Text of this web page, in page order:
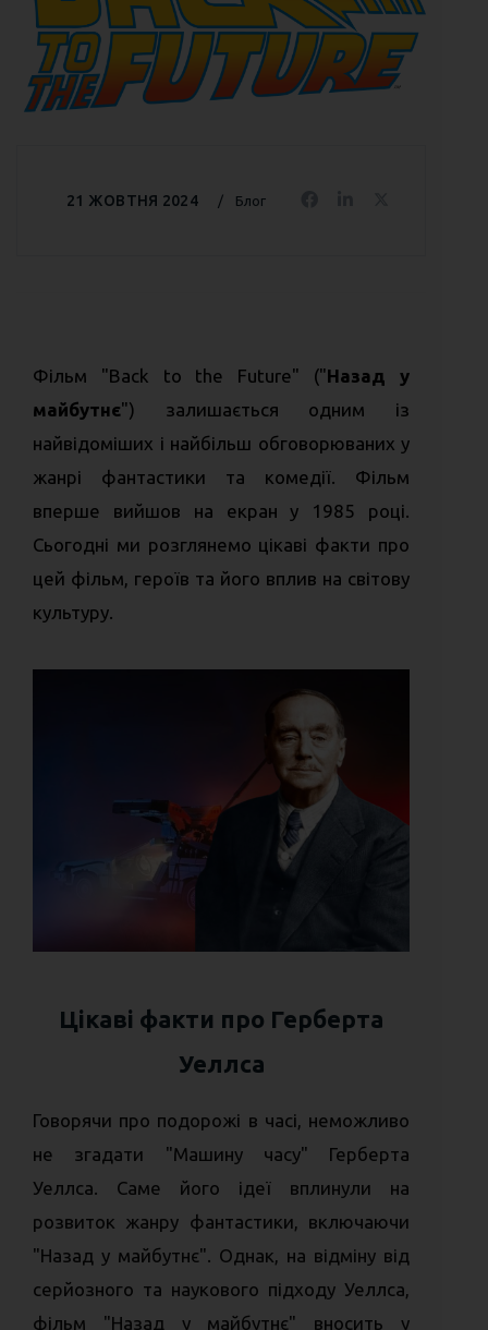
Блог
21 ЖОВТНЯ 2024
Фільм "Back to the Future" ("Назад у
майбутнє") залишається одним із
найвідоміших і найбільш обговорюваних у
жанрі фантастики та комедії. Фільм
вперше вийшов на екран у 1985 році.
Сьогодні ми розглянемо цікаві факти про
цей фільм, героїв та його вплив на світову
культуру.
Цікаві факти про Герберта
Уеллса
Говорячи про подорожі в часі, неможливо
не згадати "Машину часу" Герберта
Уеллса. Саме його ідеї вплинули на
розвиток жанру фантастики, включаючи
"Назад у майбутнє". Однак, на відміну від
серйозного та наукового підходу Уеллса,
фільм "Назад у майбутнє" вносить у